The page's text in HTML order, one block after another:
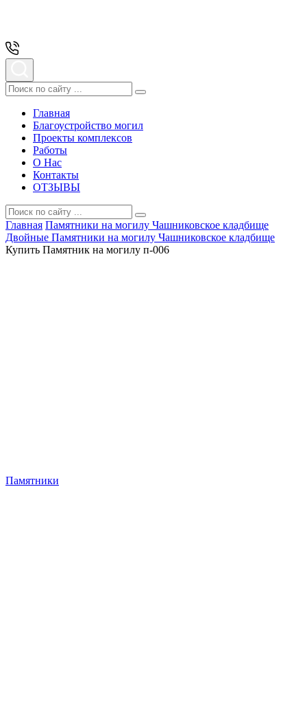
Главная
Благоустройство могил
Проекты комплексов
Работы
О Нас
Контакты
ОТЗЫВЫ
Главная Памятники на могилу Чашниковское кладбище
Двойные Памятники на могилу Чашниковское кладбище
Купить Памятник на могилу п-006
Памятники